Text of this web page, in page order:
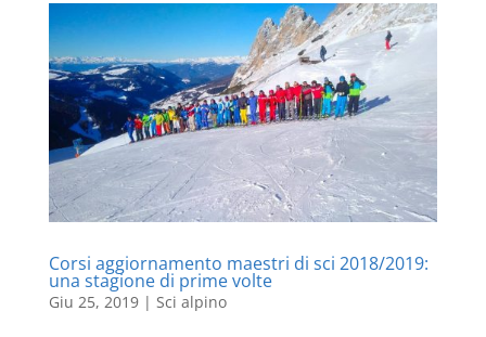
Corsi aggiornamento maestri di sci 2018/2019:
una stagione di prime volte
Giu 25, 2019| Sci alpino